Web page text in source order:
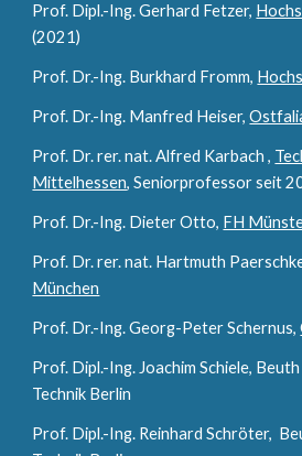
Prof. Dipl.-Ing. Gerhard Fetzer,
(2021)
Prof. Dr.-Ing. Burkhard Fromm,
Prof. Dr.-Ing. Manfred Heiser,
Prof. Dr. rer. nat. Alfred Karbach ,
Mittelhessen, Seniorprofessor seit
Prof. Dr.-Ing. Dieter Otto, FH
Prof. Dr. rer. nat. Hartmuth
München
Prof. Dr.-Ing. Georg-Peter Schernus,
Prof. Dipl.-Ing. Joachim Schiele,
Technik Berlin
Prof. Dipl.-Ing. Reinhard Schröter,